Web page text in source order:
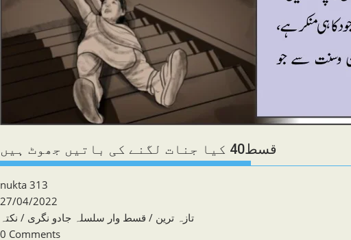
قسط40 کیا جنات لگنے کی باتیں جھوٹ ہیں
Post
author:
nukta 313
Post
published:
27/04/2022
Post
category:
تازہ ترین / قسط وار سلسلہ جادو نگری / نکتہ
Post
0 Comments